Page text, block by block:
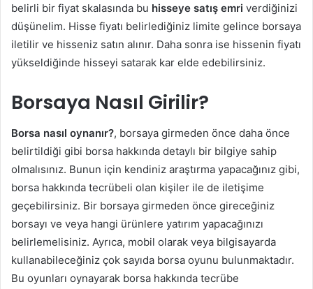
belirli bir fiyat skalasında bu hisseye satış emri verdiğinizi
düşünelim. Hisse fiyatı belirlediğiniz limite gelince borsaya
iletilir ve hisseniz satın alınır. Daha sonra ise hissenin fiyatı
yükseldiğinde hisseyi satarak kar elde edebilirsiniz.
Borsaya Nasıl Girilir?
Borsa nasıl oynanır?, borsaya girmeden önce daha önce
belirtildiği gibi borsa hakkında detaylı bir bilgiye sahip
olmalısınız. Bunun için kendiniz araştırma yapacağınız gibi,
borsa hakkında tecrübeli olan kişiler ile de iletişime
geçebilirsiniz. Bir borsaya girmeden önce gireceğiniz
borsayı ve veya hangi ürünlere yatırım yapacağınızı
belirlemelisiniz. Ayrıca, mobil olarak veya bilgisayarda
kullanabileceğiniz çok sayıda borsa oyunu bulunmaktadır.
Bu oyunları oynayarak borsa hakkında tecrübe